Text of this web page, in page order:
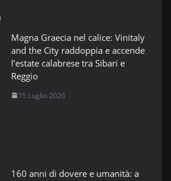
Magna Graecia nel calice: Vinitaly
and the City raddoppia e accende
l’estate calabrese tra Sibari e
Reggio
15 Luglio 2026
160 anni di dovere e umanità: a